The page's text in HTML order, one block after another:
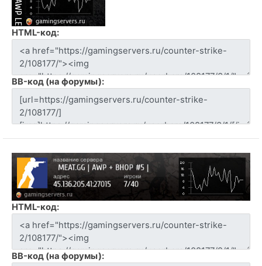
HTML-код:
BB-код (на форумы):
HTML-код:
BB-код (на форумы):